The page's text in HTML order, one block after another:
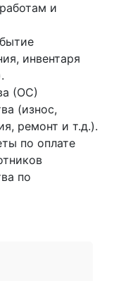
и
инвентаря
(ОС)
(износ,
ремонт и т.д.).
по оплате
по